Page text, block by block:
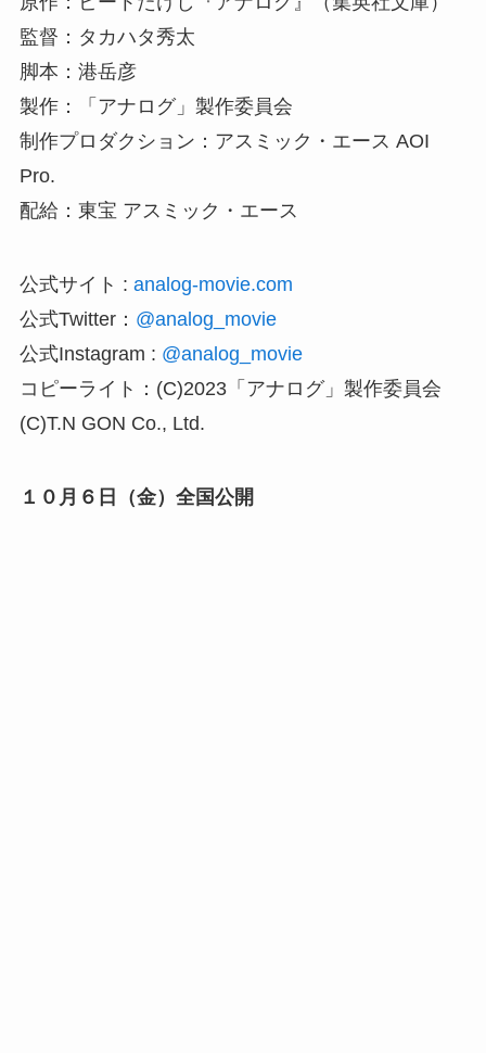
監督：タカハタ秀太
脚本：港岳彦
製作：「アナログ」製作委員会
制作プロダクション：アスミック・エース AOI
Pro.
配給：東宝 アスミック・エース
公式サイト : analog-movie.com
公式Twitter： @analog_movie
公式Instagram : @analog_movie
コピーライト：(C)2023「アナログ」製作委員会
(C)T.N GON Co., Ltd.
１０月６日（金）全国公開